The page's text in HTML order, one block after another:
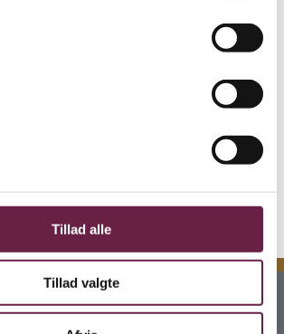
Tillad alle
Tillad valgte
Copenhagen dyb tallerken Musselmalet
Copenhagen dyb tallerken Blå Mega Riflet 17
Copenhagen dyb tallerken Hvid Riflet 17 cm